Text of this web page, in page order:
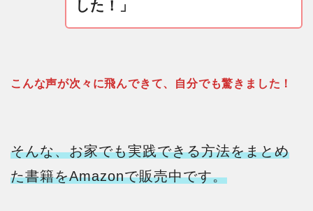
した！」
こんな声が次々に飛んできて、自分でも驚きました！
そんな、お家でも実践できる方法をまとめ
た書籍をAmazonで販売中です。